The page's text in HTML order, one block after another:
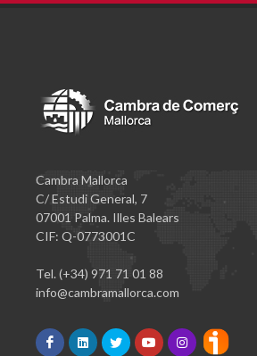
Cambra Mallorca
C/ Estudi General, 7
07001 Palma. Illes Balears
CIF: Q-0773001C
Tel. (+34) 971 71 01 88
info@cambramallorca.com